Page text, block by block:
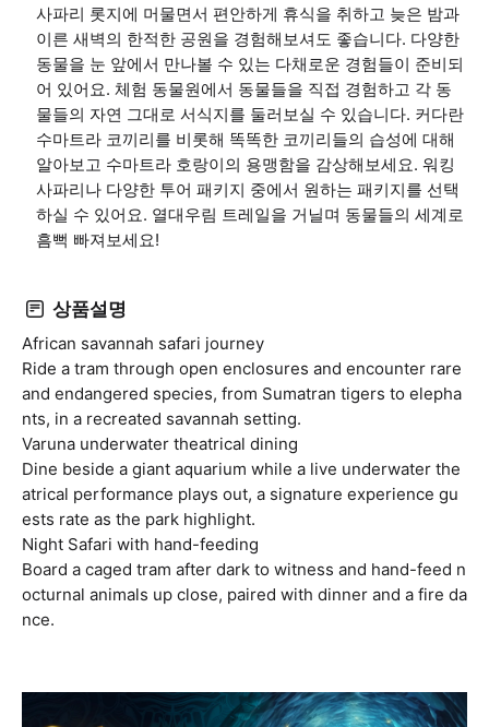
사파리 롯지에 머물면서 편안하게 휴식을 취하고 늦은 밤과
이른 새벽의 한적한 공원을 경험해보셔도 좋습니다. 다양한
동물을 눈 앞에서 만나볼 수 있는 다채로운 경험들이 준비되
어 있어요. 체험 동물원에서 동물들을 직접 경험하고 각 동
물들의 자연 그대로 서식지를 둘러보실 수 있습니다. 커다란
수마트라 코끼리를 비롯해 똑똑한 코끼리들의 습성에 대해
알아보고 수마트라 호랑이의 용맹함을 감상해보세요. 워킹
사파리나 다양한 투어 패키지 중에서 원하는 패키지를 선택
하실 수 있어요. 열대우림 트레일을 거닐며 동물들의 세계로
흠뻑 빠져보세요!
상품설명
African savannah safari journey
Ride a tram through open enclosures and encounter rare
and endangered species, from Sumatran tigers to elepha
nts, in a recreated savannah setting.
Varuna underwater theatrical dining
Dine beside a giant aquarium while a live underwater the
atrical performance plays out, a signature experience gu
ests rate as the park highlight.
Night Safari with hand-feeding
Board a caged tram after dark to witness and hand-feed n
octurnal animals up close, paired with dinner and a fire da
nce.